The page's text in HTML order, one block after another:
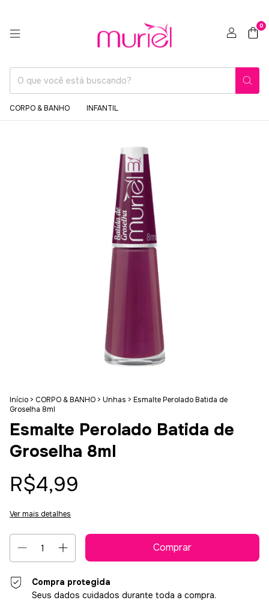
0
CORPO & BANHO INFANTIL
Início > CORPO & BANHO > Unhas > Esmalte Perolado Batida de
Groselha 8ml
Esmalte Perolado Batida de
Groselha 8ml
R$4,99
Ver mais detalhes
Compra protegida
Seus dados cuidados durante toda a compra.